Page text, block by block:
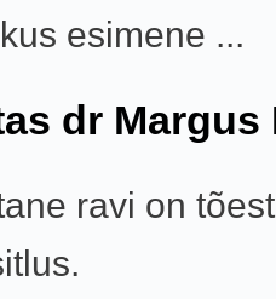
esimene ...
dr Margus
ravi on